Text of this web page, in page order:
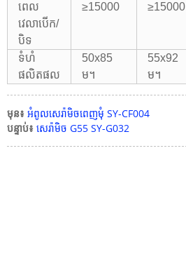
ពេល
វេលាបើក/
បិទ
≥15000 ≥15000
ទំហំ
ផលិតផល
50x85
ម។
55x92
ម។
មុន៖ អំពូលសេរ៉ាមិចពេញមុំ SY-CF004
បន្ទាប់៖ សេរ៉ាមិច G55 SY-G032